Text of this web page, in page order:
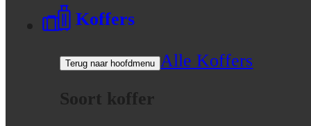
Koffers
Terug naar hoofdmenu
Alle Koffers
Soort koffer